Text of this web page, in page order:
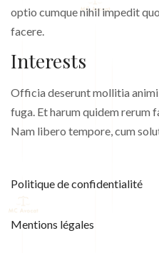
optio cumque nihil impedit
facere.
Interests
Officia deserunt mollitia
fuga. Et harum quidem rerum
Nam libero tempore, cum
Politique de confidentialité
Mentions légales